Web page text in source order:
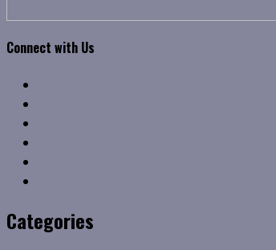
Connect with Us
Categories